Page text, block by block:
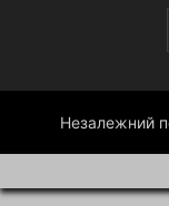
Незалежний